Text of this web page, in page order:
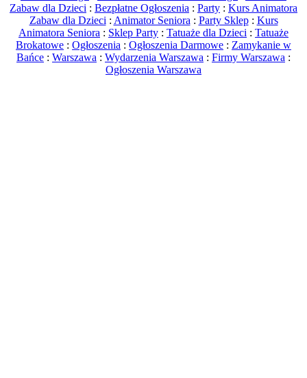
Zabaw dla Dzieci : Bezpłatne Ogłoszenia : Party : Kurs Animatora
Zabaw dla Dzieci : Animator Seniora : Party Sklep: Kurs
Animatora Seniora : Sklep Party : Tatuaże dla Dzieci : Tatuaże
Brokatowe : Ogłoszenia : Ogłoszenia Darmowe : Zamykanie w
Bańce : Warszawa : Wydarzenia Warszawa : Firmy Warszawa :
Ogłoszenia Warszawa